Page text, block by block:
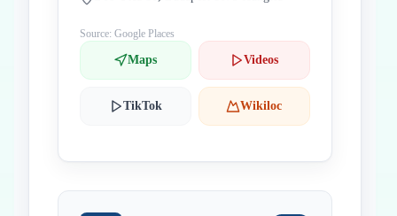
Source: Google Places
Maps Videos
TikTok Wikiloc